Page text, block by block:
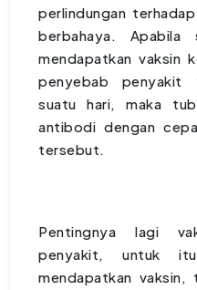
perlindungan
berbahaya. Apabila
mendapatkan vaksin
penyebab penyakit
suatu hari, maka
antibodi dengan
tersebut.
Pentingnya lagi
penyakit, untuk
mendapatkan vaksin,